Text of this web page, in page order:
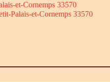
et-Cornemps 33570
Palais-et-Cornemps 33570